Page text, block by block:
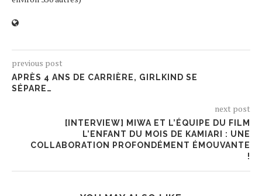
previous post
APRÈS 4 ANS DE CARRIÈRE, GIRLKIND SE
SÉPARE…
next post
[INTERVIEW] MIWA ET L’ÉQUIPE DU FILM
L’ENFANT DU MOIS DE KAMIARI : UNE
COLLABORATION PROFONDÉMENT ÉMOUVANTE
!